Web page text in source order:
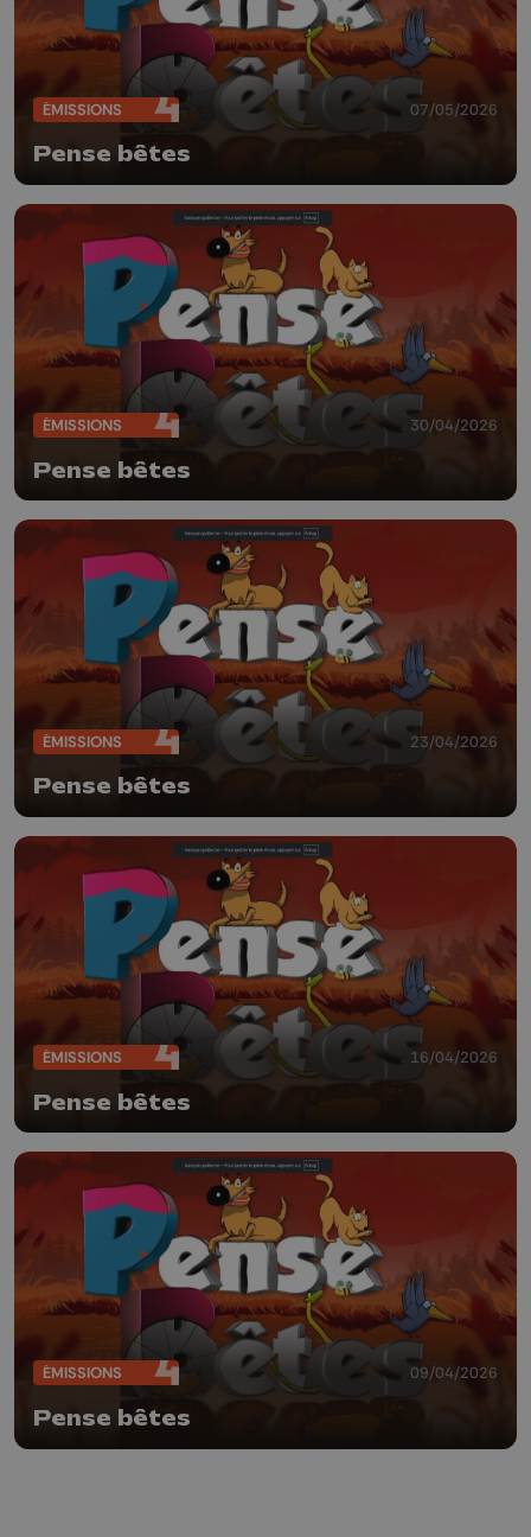
ÉMISSIONS 07/05/2026
Pense bêtes
ÉMISSIONS 30/04/2026
Pense bêtes
ÉMISSIONS 23/04/2026
Pense bêtes
ÉMISSIONS 16/04/2026
Pense bêtes
ÉMISSIONS 09/04/2026
Pense bêtes